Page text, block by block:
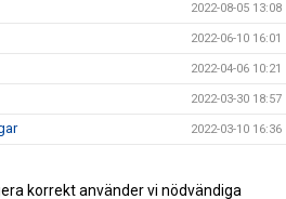
2022-08-05 13:08
2022-06-10 16:01
2022-04-06 10:21
2022-03-30 18:57
2022-03-10 16:36
2022-01-25 22:02
korrekt använder vi nödvändiga